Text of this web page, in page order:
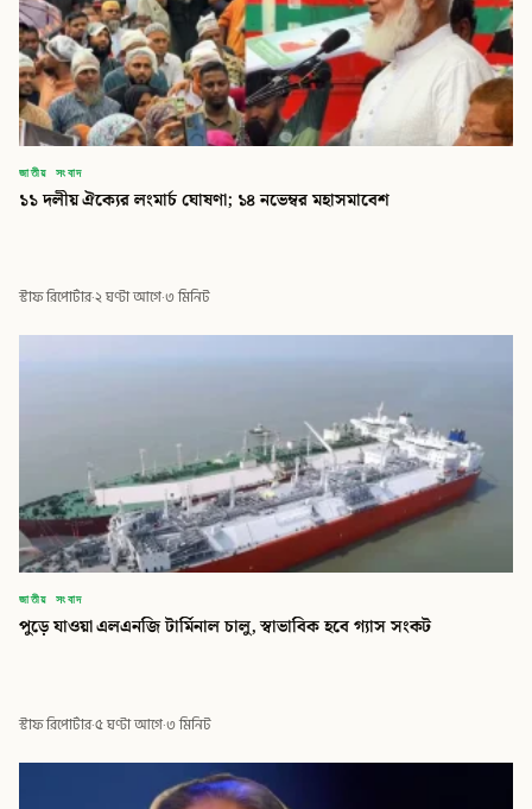
জাতীয় সংবাদ
১১ দলীয় ঐক্যের লংমার্চ ঘোষণা; ১৪ নভেম্বর মহাসমাবেশ
স্টাফ রিপোর্টার·২ ঘণ্টা আগে·৩ মিনিট
জাতীয় সংবাদ
পুড়ে যাওয়া এলএনজি টার্মিনাল চালু, স্বাভাবিক হবে গ্যাস সংকট
স্টাফ রিপোর্টার·৫ ঘণ্টা আগে·৩ মিনিট